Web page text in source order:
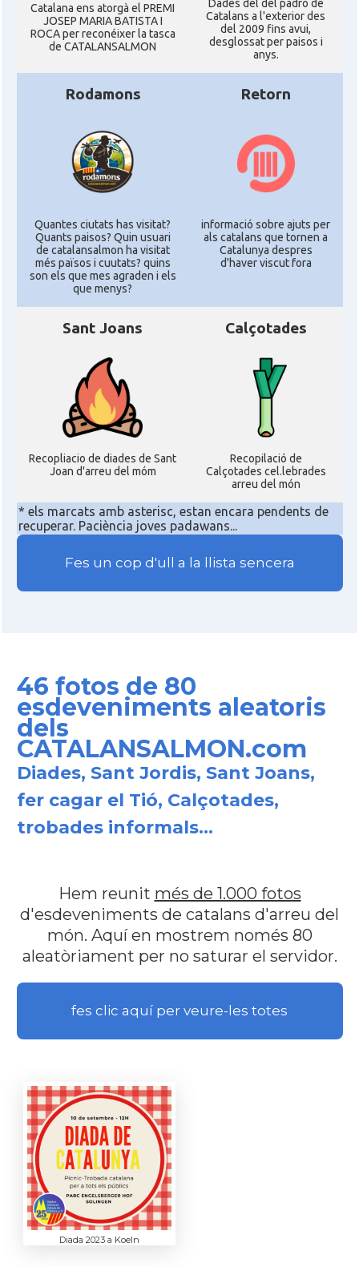
Catalana ens atorgà el PREMI
JOSEP MARIA BATISTA I
ROCA per reconéixer la tasca
de CATALANSALMON
Dades del del padró de
Catalans a l'exterior des
del 2009 fins avui,
desglossat per paisos i
anys.
Rodamons
Quantes ciutats has visitat?
Quants paisos? Quin usuari
de catalansalmon ha visitat
més països i cuutats? quins
son els que mes agraden i els
que menys?
Retorn
informació sobre ajuts per
als catalans que tornen a
Catalunya despres
d'haver viscut fora
Sant Joans
Recopliacio de diades de Sant
Joan d'arreu del móm
Calçotades
Recopilació de
Calçotades cel.lebrades
arreu del món
* els marcats amb asterisc, estan encara pendents de
recuperar. Paciència joves padawans...
Fes un cop d'ull a la llista sencera
46 fotos de 80
esdeveniments aleatoris
dels
CATALANSALMON.com
Diades, Sant Jordis, Sant Joans,
fer cagar el Tió, Calçotades,
trobades informals...
Hem reunit més de 1.000 fotos
d'esdeveniments de catalans d'arreu del
món. Aquí en mostrem només 80
aleatòriament per no saturar el servidor.
fes clic aquí per veure-les totes
Diada 2023 a Koeln